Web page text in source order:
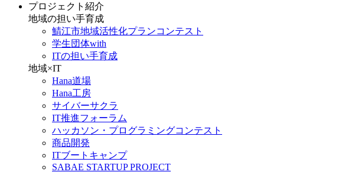
プロジェクト紹介
地域の担い手育成
鯖江市地域活性化プランコンテスト
学生団体with
ITの担い手育成
地域×IT
Hana道場
Hana工房
サイバーサクラ
IT推進フォーラム
ハッカソン・プログラミングコンテスト
商品開発
ITブートキャンプ
SABAE STARTUP PROJECT